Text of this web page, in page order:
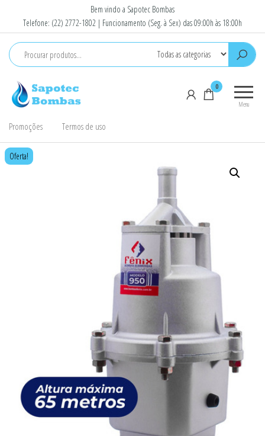
conteúdo
Bem vindo a Sapotec Bombas
Telefone: (22) 2772-1802 | Funcionamento (Seg. à Sex) das 09:00h às 18:00h
Bombas
Menu
0
Promoções Termos de uso
Oferta!